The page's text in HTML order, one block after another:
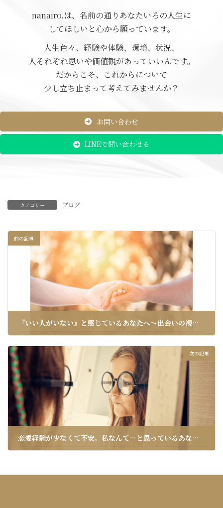
nanairo.は、名前の通りあなたいろの人生に
してほしいと心から願っています。
人生色々、経験や体験、環境、状況、
人それぞれ思いや価値観があっていいんです。
だからこそ、これからについて
少し立ち止まって考えてみませんか？
お問い合わせ
LINEで問い合わせる
カテゴリー ブログ
前の記事
『いい人がいない』と感じているあなたへ〜出会いの視点を変えるヒント〜
次の記事
恋愛経験が少なくて不安。私なんて…と思っているあなたへ